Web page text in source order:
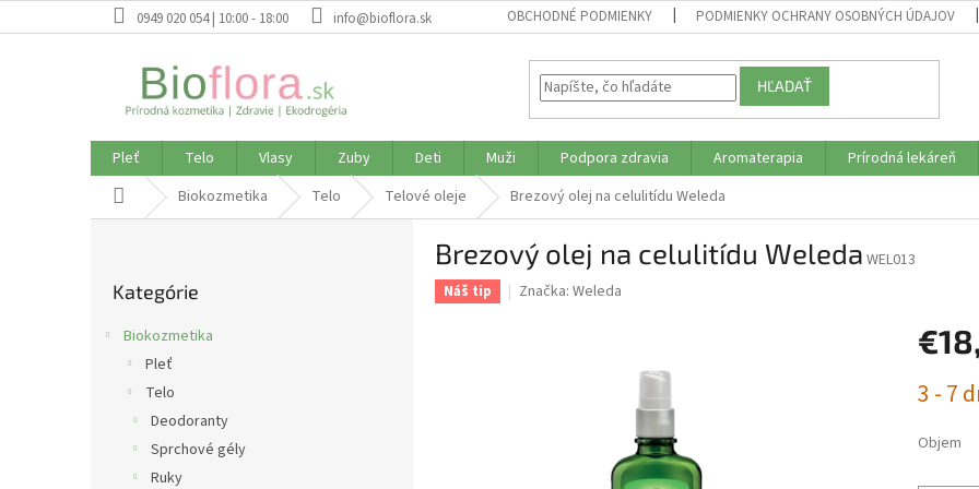
na
0949 020 054 | 10:00 - 18:00 info@bioflora.sk OBCHODNÉ PODMIENKY PODMIENKY OCHRANY OSOBNÝCH ÚDAJOV
HĽADAŤ
Pleť Telo Vlasy Zuby Deti Muži Podpora zdravia Aromaterapia Prírodná lekáreň
DomovBiokozmetika Telo Telové oleje Brezový olej na celulitídu Weleda
kategórie
Kategórie
Biokozmetika
Pleť
Telo
Deodoranty
Sprchové gély
Ruky
Brezový olej na celulitídu Weleda WEL013
Náš tip Značka: Weleda
cena:
3 - 7
Objem